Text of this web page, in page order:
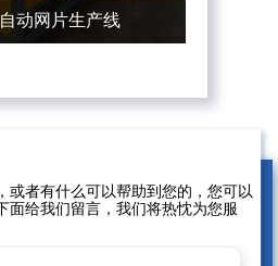
动网片生产线
或者有什么可以帮助到您的，您可以
面给我们留言，我们将热忱为您服